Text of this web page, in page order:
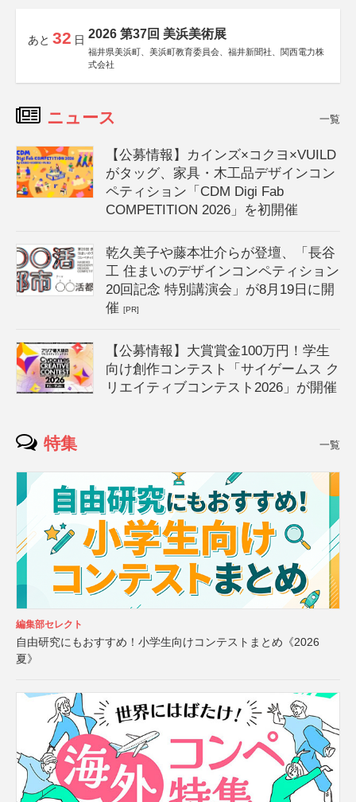
あと 32 日 2026 第37回 美浜美術展
福井県美浜町、美浜町教育委員会、福井新聞社、関西電力株
式会社
ニュース 一覧
【公募情報】カインズ×コクヨ×VUILD
がタッグ、家具・木工品デザインコン
ペティション「CDM Digi Fab
COMPETITION 2026」を初開催
乾久美子や藤本壮介らが登壇、「長谷
工 住まいのデザインコンペティション
20回記念 特別講演会」が8月19日に開
催[PR]
【公募情報】大賞賞金100万円！学生
向け創作コンテスト「サイゲームス ク
リエイティブコンテスト2026」が開催
特集 一覧
編集部セレクト
自由研究にもおすすめ！小学生向けコンテストまとめ《2026
夏》